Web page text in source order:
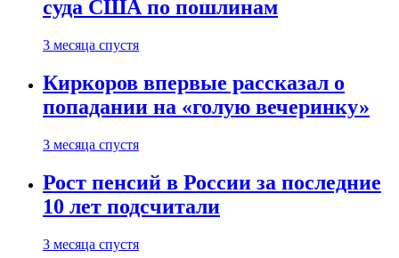
суда США по пошлинам
3 месяца спустя
Киркоров впервые рассказал о
попадании на «голую вечеринку»
3 месяца спустя
Рост пенсий в России за последние
10 лет подсчитали
3 месяца спустя